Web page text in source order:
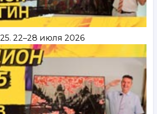
22–28 июля 2026